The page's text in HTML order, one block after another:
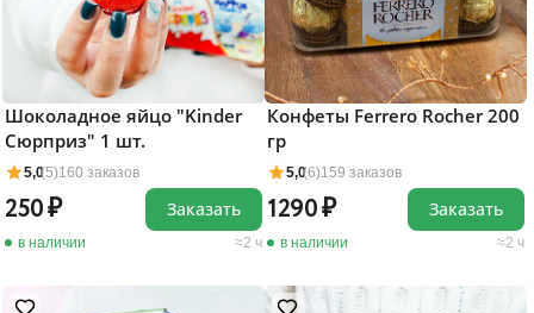
5,0(5)160 заказов
Шоколадное яйцо "Kinder
Сюрприз" 1 шт.
250
в наличии 2 ч
Заказать
5,0(6)159 заказов
Конфеты Ferrero Rocher 200
гр
1290
в наличии 2 ч
Заказать